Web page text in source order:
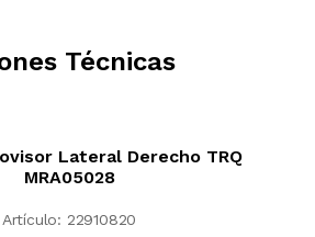
Técnicas
Lateral Derecho TRQ
MRA05028
Artículo: 22910820